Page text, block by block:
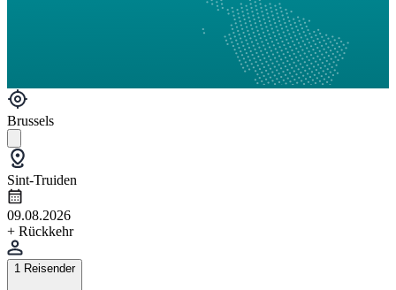
Brussels
Sint-Truiden
09.08.2026
+ Rückkehr
1 Reisender